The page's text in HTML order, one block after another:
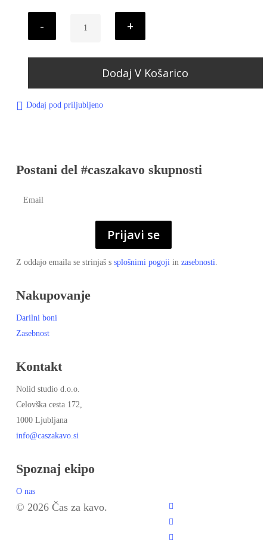
Dodaj V Košarico
Dodaj pod priljubljeno
Postani del #caszakavo skupnosti
Prijavi se
Z oddajo emaila se strinjaš s splošnimi pogojiinzasebnosti.
Nakupovanje
Darilni boni
Zasebnost
Kontakt
Nolid studio d.o.o.
Celovška cesta 172,
1000 Ljubljana
info@caszakavo.si
Spoznaj ekipo
O nas
© 2026 Čas za kavo.
facebook
instagram
email